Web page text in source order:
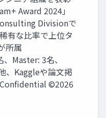
Award 2024」
Divisionで
有な比率で上位タ
所属
Master: 3名、
、Kaggleや論文掲
©2026